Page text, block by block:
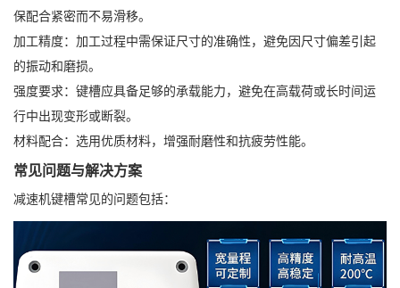
保配合紧密而不易滑移。
加工精度：加工过程中需保证尺寸的准确性，避免因尺寸偏差引起
的振动和磨损。
强度要求：键槽应具备足够的承载能力，避免在高载荷或长时间运
行中出现变形或断裂。
材料配合：选用优质材料，增强耐磨性和抗疲劳性能。
常见问题与解决方案
减速机键槽常见的问题包括：